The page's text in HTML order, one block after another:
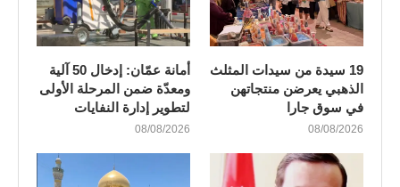
19 سيدة من سيدات المثلث
الذهبي يعرضن منتجاتهن
في سوق جارا
08/08/2026
أمانة عمّان: إدخال 50 آلية
ومعدّة ضمن المرحلة الأولى
لتطوير إدارة النفايات
08/08/2026